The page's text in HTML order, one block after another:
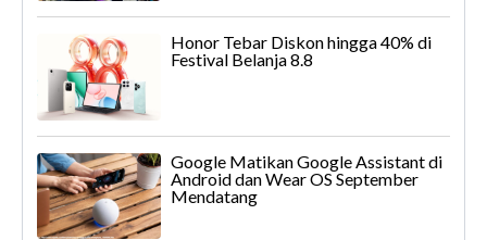
Honor Tebar Diskon hingga 40% di
Festival Belanja 8.8
Google Matikan Google Assistant di
Android dan Wear OS September
Mendatang